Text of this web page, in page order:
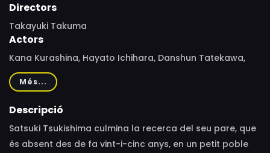
Directors
Takayuki Takuma
Actors
Kana Kurashina, Hayato Ichihara, Danshun Tatekawa,
Tomoyo Harada, Anna Iriyama, Maryjun Takahashi,
Kyosuke Yabe, Shunta Fukawa, Masaru Nagai
Més...
Descripció
Satsuki Tsukishima culmina la recerca del seu pare, que
és absent des de fa vint-i-cinc anys, en un petit poble